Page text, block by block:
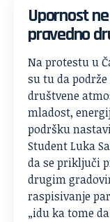
Upornost
pravedno
Na protestu u
su tu da
društvene
mladost,
podršku
Student Luka
da se priključi
drugim
raspisivanje
„idu ka tome